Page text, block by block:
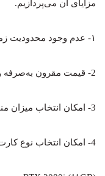
مزایای آن می‌پردازیم.
۱- عدم وجود محدودیت زمانی و مکانی
2- قیمت مقرون به‌صرفه و پرداخت با روش PAY AS YOU GO
3- امکان انتخاب میزان منابع پردازشی از قبیل CPU، RAM، هارد
4- امکان انتخاب نوع کارت‌های گرافیک قدرتمند در ابر فردوسی: